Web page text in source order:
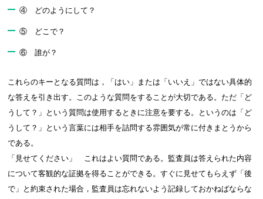
④ どのようにして？
⑤ どこで？
⑥ 誰が？
これらのキーとなる質問は，「はい」または「いいえ」ではない具体的
な答えを引き出す。このような質問をすることが大切である。ただ「ど
うして？」という質問は使用するときに注意を要する。というのは「ど
うして？」という言葉には相手を詰問する雰囲気が常に付きまとうから
である。
「見せてください」 これはよい質問である。監査員は答えられた内容
について客観的な証拠を得ることができる。すぐに見せてもらえず「後
で」と約束された場合，監査員は忘れないよう記録しておかねばならな